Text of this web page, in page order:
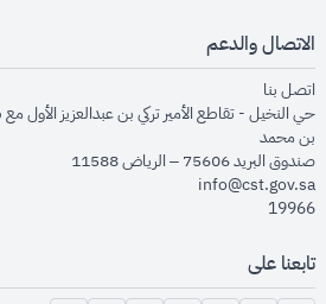
الاتصال والدعم
اتصل بنا
حي النخيل - تقاطع الأمير تركي بن عبدالعزيز الأول
بن محمد
صندوق البريد 75606 – الرياض 11588
info@cst.gov.sa
19966
تابعنا على